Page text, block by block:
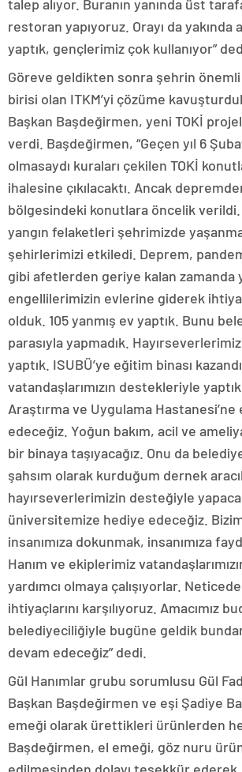
talep alıyor. Buranın yanında üst
restoran yapıyoruz. Orayı da yakında
yaptık, gençlerimiz çok kullanıyor”
Göreve geldikten sonra şehrin önemli
birisi olan ITKM’yi çözüme
Başkan Başdeğirmen, yeni TOKİ
verdi. Başdeğirmen, “Geçen yıl 6
olmasaydı kuraları çekilen TOKİ
ihalesine çıkılacaktı. Ancak
bölgesindeki konutlara öncelik
yangın felaketleri şehrimizde
şehirlerimizi etkiledi. Deprem,
gibi afetlerden geriye kalan zamanda
engellilerimizin evlerine giderek
olduk. 105 yanmış ev yaptık. Bunu
parasıyla yapmadık.
yaptık. ISUBÜ’ye eğitim binası
vatandaşlarımızın destekleriyle
Araştırma ve Uygulama Hastanesi’ne
edeceğiz. Yoğun bakım, acil ve
bir binaya taşıyacağız. Onu da
şahsım olarak kurduğum dernek
hayırseverlerimizin desteğiyle
üniversitemize hediye edeceğiz.
insanımıza dokunmak, insanımıza
Hanım ve ekiplerimiz
yardımcı olmaya çalışıyorlar.
ihtiyaçlarını karşılıyoruz. Amacımız
belediyeciliğiyle bugüne geldik
devam edeceğiz” dedi.
Gül Hanımlar grubu sorumlusu Gül
Başkan Başdeğirmen ve eşi Şadiye
emeği olarak ürettikleri ürünlerden
Başdeğirmen, el emeği, göz nuru